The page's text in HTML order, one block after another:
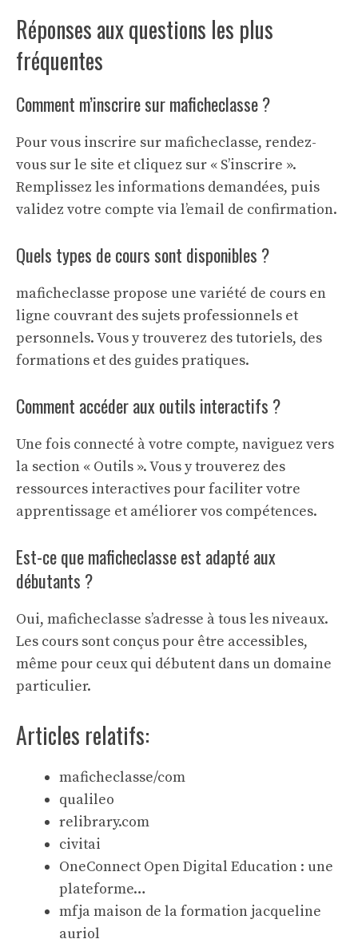
Réponses aux questions les plus
fréquentes
Comment m’inscrire sur maficheclasse ?
Pour vous inscrire sur maficheclasse, rendez-
vous sur le site et cliquez sur « S’inscrire ».
Remplissez les informations demandées, puis
validez votre compte via l’email de confirmation.
Quels types de cours sont disponibles ?
maficheclasse propose une variété de cours en
ligne couvrant des sujets professionnels et
personnels. Vous y trouverez des tutoriels, des
formations et des guides pratiques.
Comment accéder aux outils interactifs ?
Une fois connecté à votre compte, naviguez vers
la section « Outils ». Vous y trouverez des
ressources interactives pour faciliter votre
apprentissage et améliorer vos compétences.
Est-ce que maficheclasse est adapté aux
débutants ?
Oui, maficheclasse s’adresse à tous les niveaux.
Les cours sont conçus pour être accessibles,
même pour ceux qui débutent dans un domaine
particulier.
Articles relatifs:
maficheclasse/com
qualileo
relibrary.com
civitai
OneConnect Open Digital Education : une
plateforme…
mfja maison de la formation jacqueline
auriol